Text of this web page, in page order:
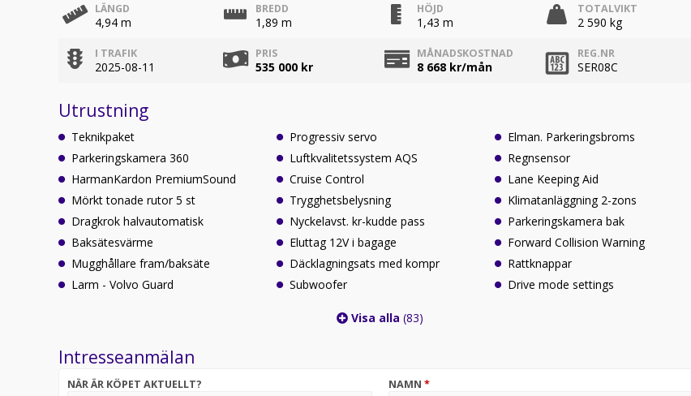
LÄNGD
4,94 m
BREDD
1,89 m
HÖJD
1,43 m
TOTALVIKT
2 590 kg
I TRAFIK
2025-08-11
PRIS
535 000 kr
MÅNADSKOSTNAD
8 668kr/mån
REG.NR
SER08C
Utrustning
Teknikpaket
Parkeringskamera 360
HarmanKardon PremiumSound
Mörkt tonade rutor 5 st
Dragkrok halvautomatisk
Baksätesvärme
Mugghållare fram/baksäte
Larm - Volvo Guard
Progressiv servo
Luftkvalitetssystem AQS
Cruise Control
Trygghetsbelysning
Nyckelavst. kr-kudde pass
Eluttag 12V i bagage
Däcklagningsats med kompr
Subwoofer
Elman. Parkeringsbroms
Regnsensor
Lane Keeping Aid
Klimatanläggning 2-zons
Parkeringskamera bak
Forward Collision Warning
Rattknappar
Drive mode settings
Visa alla(83)
Intresseanmälan
NÄR ÄR KÖPET AKTUELLT? NAMN *